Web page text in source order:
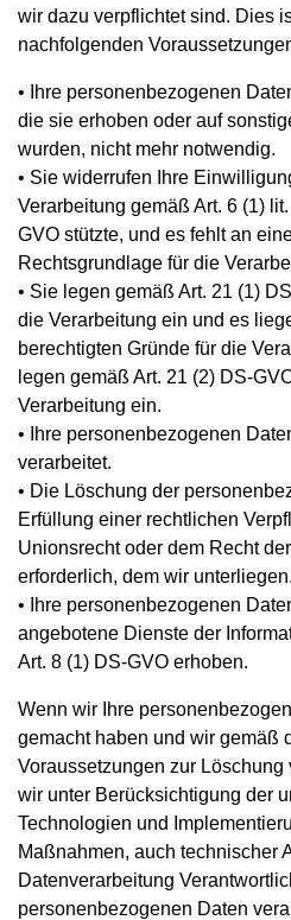
wir dazu verpflichtet sind. Dies
nachfolgenden
• Ihre personenbezogenen
die sie erhoben oder auf
wurden, nicht mehr notwendig.
• Sie widerrufen Ihre
Verarbeitung gemäß Art. 6 (1)
GVO stützte, und es fehlt an
Rechtsgrundlage für die
• Sie legen gemäß Art. 21 (1)
die Verarbeitung ein und es
berechtigten Gründe für die
legen gemäß Art. 21 (2) DS-
Verarbeitung ein.
• Ihre personenbezogenen
verarbeitet.
• Die Löschung der
Erfüllung einer rechtlichen
Unionsrecht oder dem Recht
erforderlich, dem wir unterliegen.
• Ihre personenbezogenen
angebotene Dienste der
Art. 8 (1) DS-GVO erhoben.
Wenn wir Ihre
gemacht haben und wir gemäß
Voraussetzungen zur Löschung
wir unter Berücksichtigung der
Technologien und
Maßnahmen, auch technischer
Datenverarbeitung
personenbezogenen Daten